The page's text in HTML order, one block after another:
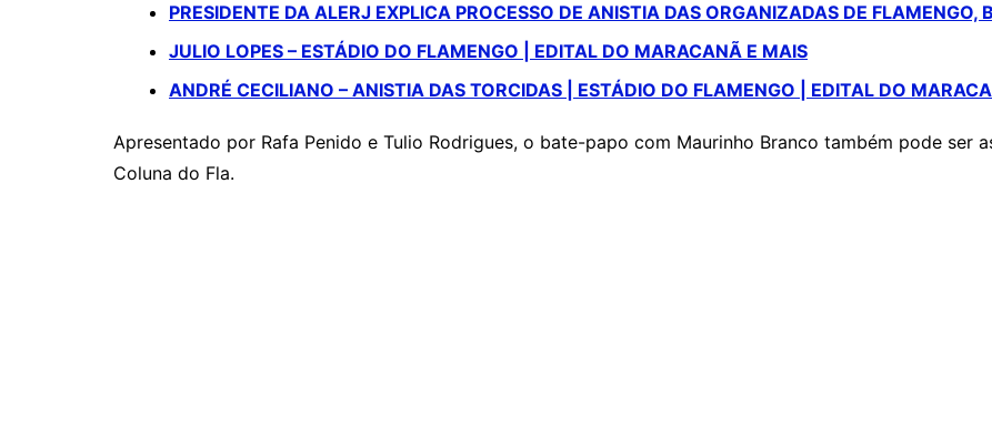
PRESIDENTE DA ALERJ EXPLICA PROCESSO DE ANISTIA DAS ORGANIZADAS DE FLAMENGO,
JULIO LOPES – ESTÁDIO DO FLAMENGO | EDITAL DO MARACANÃ E MAIS
ANDRÉ CECILIANO – ANISTIA DAS TORCIDAS | ESTÁDIO DO FLAMENGO | EDITAL DO
Apresentado por Rafa Penido e Tulio Rodrigues, o bate-papo com Maurinho Branco também pode ser
Coluna do Fla.